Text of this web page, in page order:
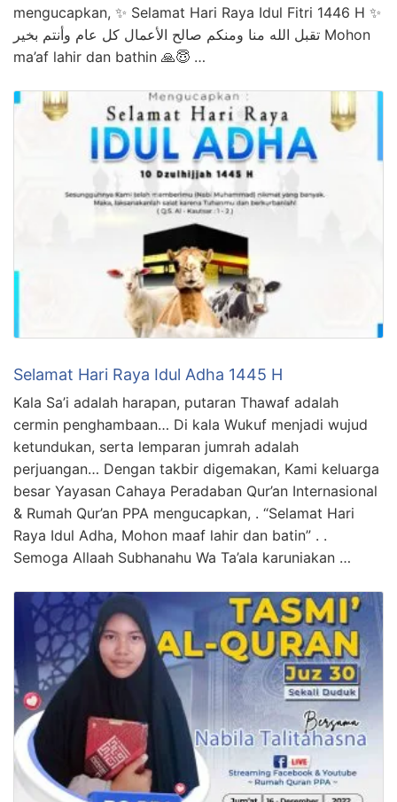
mengucapkan, ✨ Selamat Hari Raya Idul Fitri 1446 H ✨
تقبل الله منا ومنكم صالح الأعمال كل عام وأنتم بخير Mohon
ma’af lahir dan bathin 🙏😇 …
Selamat Hari Raya Idul Adha 1445 H
Kala Sa’i adalah harapan, putaran Thawaf adalah
cermin penghambaan… Di kala Wukuf menjadi wujud
ketundukan, serta lemparan jumrah adalah
perjuangan… Dengan takbir digemakan, Kami keluarga
besar Yayasan Cahaya Peradaban Qur’an Internasional
& Rumah Qur’an PPA mengucapkan, . “Selamat Hari
Raya Idul Adha, Mohon maaf lahir dan batin” . .
Semoga Allaah Subhanahu Wa Ta’ala karuniakan …